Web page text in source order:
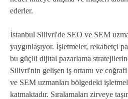
ederler.
İstanbul Silivri'de SEO ve SEM
yaygınlaşıyor. İşletmeler, rekabetçi
bu güçlü dijital pazarlama
Silivri'nin gelişen iş ortamı ve
ve SEM uzmanları bölgedeki
katmaktadır. Sıralamaları zirveye